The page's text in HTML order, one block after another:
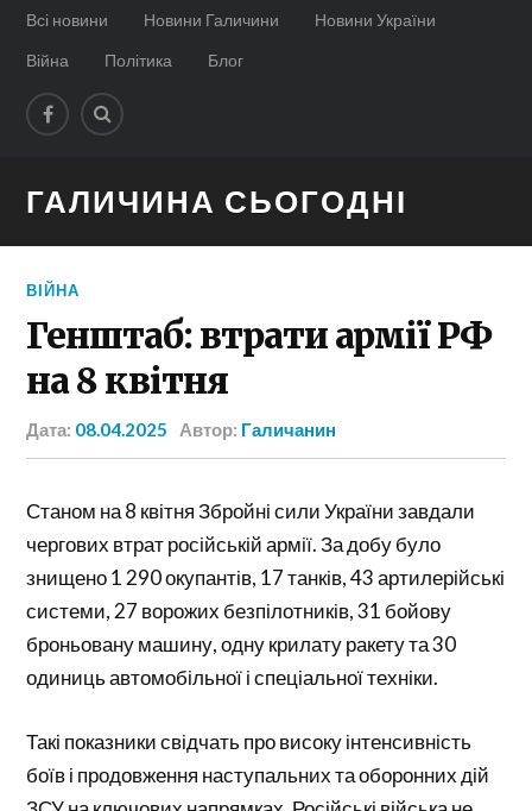
Всі новини Новини Галичини
Новини України
Війна
Політика Блог
ГАЛИЧИНА СЬОГОДНІ
ВІЙНА
Генштаб: втрати армії РФ
на 8 квітня
Дата: 08.04.2025 Автор: Галичанин
Станом на 8 квітня Збройні сили України завдали
чергових втрат російській армії. За добу було
знищено 1 290 окупантів, 17 танків, 43 артилерійські
системи, 27 ворожих безпілотників, 31 бойову
броньовану машину, одну крилату ракету та 30
одиниць автомобільної і спеціальної техніки.
Такі показники свідчать про високу інтенсивність
боїв і продовження наступальних та оборонних дій